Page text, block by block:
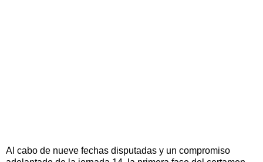
Al cabo de nueve fechas disputadas y un compromiso